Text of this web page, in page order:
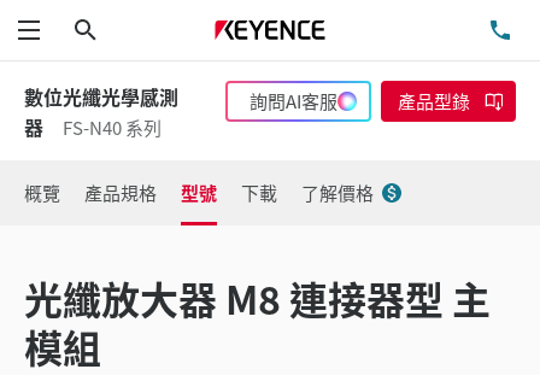
功能表
數位光纖光學感測
器
FS-N40 系列
詢問AI客服 產品型錄
概覽 產品規格 型號 下載 了解價格
光纖放大器 M8 連接器型 主
模組